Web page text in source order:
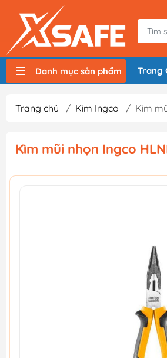
Danh mục sản phẩm Trang
Trang chủ / Kìm Ingco / Kìm
Kìm mũi nhọn Ingco